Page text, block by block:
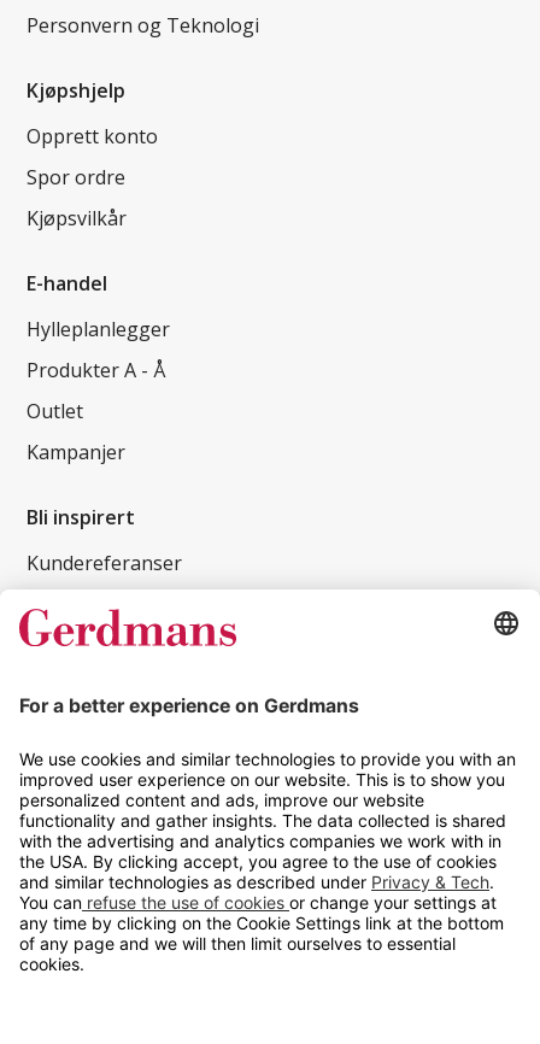
Personvern og Teknologi
Kjøpshjelp
Opprett konto
Spor ordre
Kjøpsvilkår
E-handel
Hylleplanlegger
Produkter A - Å
Outlet
Kampanjer
Bli inspirert
Kundereferanser
Magasin
Tips og guider
Kontakt
info@gerdmans.no
67 80 56 20
Åpningstid
Hverdager 08:00-16:00